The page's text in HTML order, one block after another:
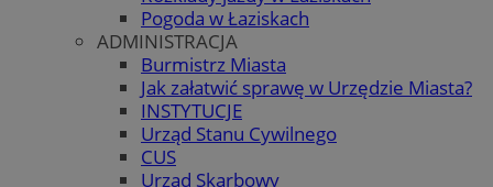
Pogoda w Łaziskach
ADMINISTRACJA
Burmistrz Miasta
Jak załatwić sprawę w Urzędzie Miasta?
INSTYTUCJE
Urząd Stanu Cywilnego
CUS
Urząd Skarbowy